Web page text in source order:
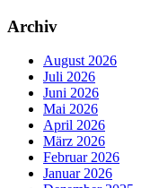
Archiv
August 2026
Juli 2026
Juni 2026
Mai 2026
April 2026
März 2026
Februar 2026
Januar 2026